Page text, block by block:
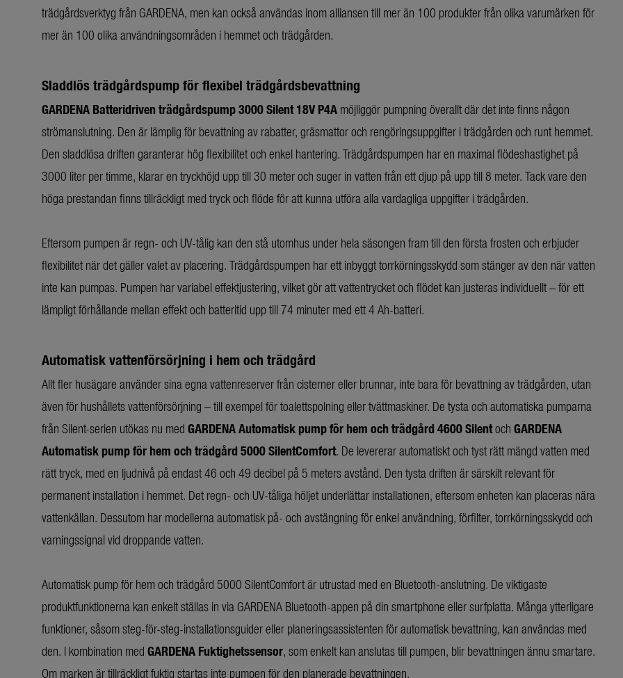
trädgårdsverktyg från GARDENA, men kan också användas inom alliansen till mer än 100 produkter från olika varumärken för
mer än 100 olika användningsområden i hemmet och trädgården.
Sladdlös trädgårdspump för flexibel trädgårdsbevattning
GARDENA Batteridriven trädgårdspump 3000 Silent 18V P4A möjliggör pumpning överallt där det inte finns någon
strömanslutning. Den är lämplig för bevattning av rabatter, gräsmattor och rengöringsuppgifter i trädgården och runt hemmet.
Den sladdlösa driften garanterar hög flexibilitet och enkel hantering. Trädgårdspumpen har en maximal flödeshastighet på
3000 liter per timme, klarar en tryckhöjd upp till 30 meter och suger in vatten från ett djup på upp till 8 meter. Tack vare den
höga prestandan finns tillräckligt med tryck och flöde för att kunna utföra alla vardagliga uppgifter i trädgården.
Eftersom pumpen är regn- och UV-tålig kan den stå utomhus under hela säsongen fram till den första frosten och erbjuder
flexibilitet när det gäller valet av placering. Trädgårdspumpen har ett inbyggt torrkörningsskydd som stänger av den när vatten
inte kan pumpas. Pumpen har variabel effektjustering, vilket gör att vattentrycket och flödet kan justeras individuellt – för ett
lämpligt förhållande mellan effekt och batteritid upp till 74 minuter med ett 4 Ah-batteri.
Automatisk vattenförsörjning i hem och trädgård
Allt fler husägare använder sina egna vattenreserver från cisterner eller brunnar, inte bara för bevattning av trädgården, utan
även för hushållets vattenförsörjning – till exempel för toalettspolning eller tvättmaskiner. De tysta och automatiska pumparna
från Silent-serien utökas nu med GARDENA Automatisk pump för hem och trädgård 4600 Silentoch GARDENA
Automatisk pump för hem och trädgård 5000 SilentComfort. De levererar automatiskt och tyst rätt mängd vatten med
rätt tryck, med en ljudnivå på endast 46 och 49 decibel på 5 meters avstånd. Den tysta driften är särskilt relevant för
permanent installation i hemmet. Det regn- och UV-tåliga höljet underlättar installationen, eftersom enheten kan placeras nära
vattenkällan. Dessutom har modellerna automatisk på- och avstängning för enkel användning, förfilter, torrkörningsskydd och
varningssignal vid droppande vatten.
Automatisk pump för hem och trädgård 5000 SilentComfort är utrustad med en Bluetooth-anslutning. De viktigaste
produktfunktionerna kan enkelt ställas in via GARDENA Bluetooth-appen på din smartphone eller surfplatta. Många ytterligare
funktioner, såsom steg-för-steg-installationsguider eller planeringsassistenten för automatisk bevattning, kan användas med
den. I kombination med GARDENA Fuktighetssensor, som enkelt kan anslutas till pumpen, blir bevattningen ännu smartare.
Om marken är tillräckligt fuktig startas inte pumpen för den planerade bevattningen.